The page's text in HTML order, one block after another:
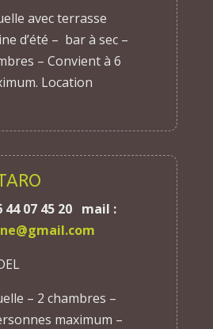
avec terrasse
d’été – bar à sec –
– Convient à 6
Location
44 07 45 20 mail :
– 2 chambres –
maximum –